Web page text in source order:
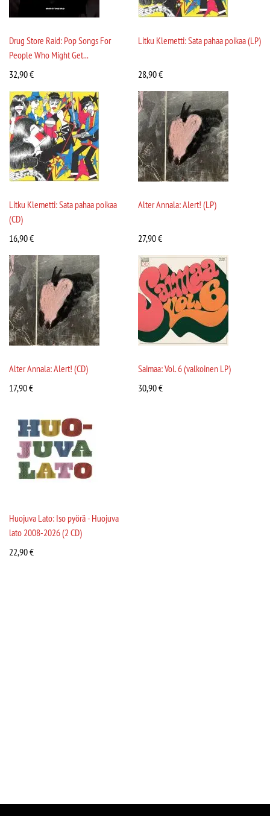
Drug Store Raid: Pop Songs For
People Who Might Get...
32,90€
Litku Klemetti: Sata pahaa poikaa (LP)
28,90€
Litku Klemetti: Sata pahaa poikaa
(CD)
16,90€
Alter Annala: Alert! (LP)
27,90€
Alter Annala: Alert! (CD)
17,90€
Saimaa: Vol. 6 (valkoinen LP)
30,90€
Huojuva Lato: Iso pyörä - Huojuva
lato 2008-2026 (2 CD)
22,90€